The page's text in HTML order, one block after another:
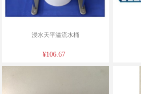
浸水天平溢流水桶
¥106.67